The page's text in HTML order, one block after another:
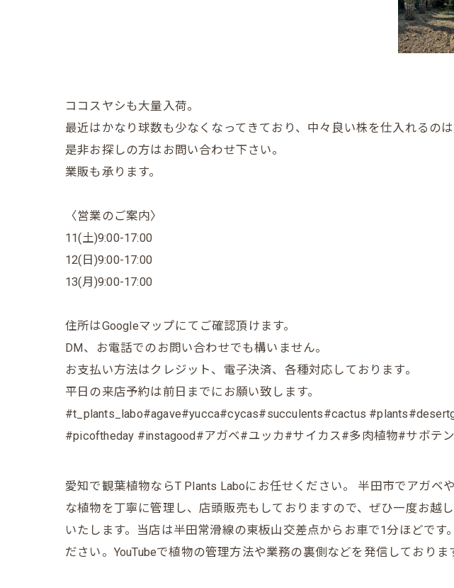
ココスヤシも大量入荷。
最近はかなり球数も少なくなってきており、中々良い株を仕入れるのは
是非お探しの方はお問い合わせ下さい。
業販も承ります。
〈営業のご案内〉
11(土)9:00-17:00
12(日)9:00-17:00
13(月)9:00-17:00
住所はGoogleマップにてご確認頂けます。
DM、お電話でのお問い合わせでも構いません。
お支払い方法はクレジット、電子決済、各種対応しております。
平日の来店予約は前日までにお願い致します。
#t_plants_labo#agave#yucca#cycas#succulents#cactus
#picoftheday #instagood#アガベ#ユッカ#サイカス#多肉植物#サボテ
愛知で観葉植物ならT Plants Laboにお任せください。 半田市でアガ
な植物を丁寧に管理し、店頭販売もしておりますので、ぜひ一度お
いたします。当店は半田常滑線の東板山交差点からお車で1分ほどで
ださい。YouTubeで植物の管理方法や業務の裏側などを発信しておりま